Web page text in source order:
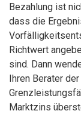
Bezahlung ist
dass die
Richtwert
sind. Dann
Ihren Berater
Marktzins